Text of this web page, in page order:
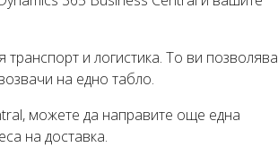
и логистика. То ви позволява
на едно табло.
можете да направите още една
на доставка.